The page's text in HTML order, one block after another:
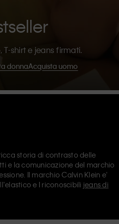
T-shirt e jeans firmati.
donnaAcquista uomo
storia di contrasto delle
e la comunicazione del marchio
Il marchio Calvin Klein e'
e I riconoscibili jeans di
le linee di Calvin Klein, Calvin